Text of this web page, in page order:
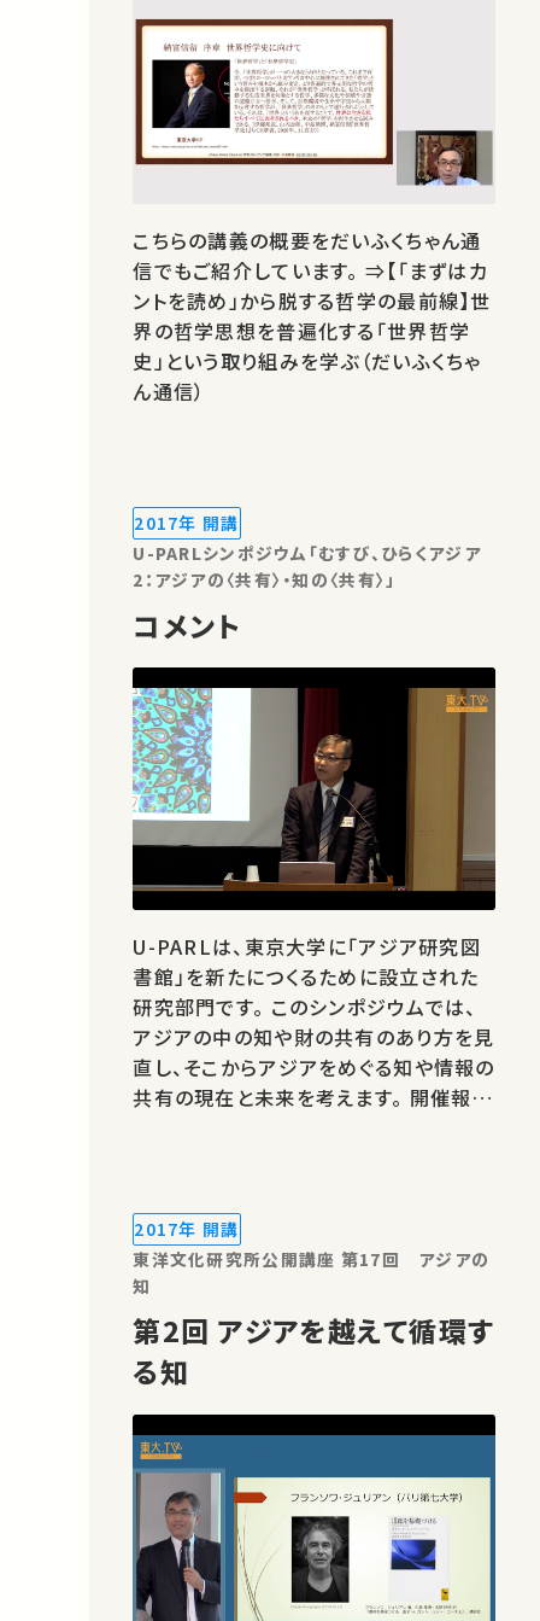
こちらの講義の概要をだいふくちゃん通
信でもご紹介しています。 ⇒【「まずはカ
ントを読め」から脱する哲学の最前線】世
界の哲学思想を普遍化する「世界哲学
史」という取り組みを学ぶ（だいふくちゃ
ん通信）
2017年 開講
U-PARLシンポジウム「むすび、ひらくアジア
2：アジアの〈共有〉・知の〈共有〉」
コメント
U-PARLは、東京大学に「アジア研究図
書館」を新たにつくるために設立された
研究部門です。 このシンポジウムでは、
アジアの中の知や財の共有のあり方を見
直し、そこからアジアをめぐる知や情報の
共有の現在と未来を考えます。 開催報告
かの誰かの学びに繋がるか…
2017年 開講
東洋文化研究所公開講座 第17回 アジアの
知
第2回 アジアを越えて循環す
る知